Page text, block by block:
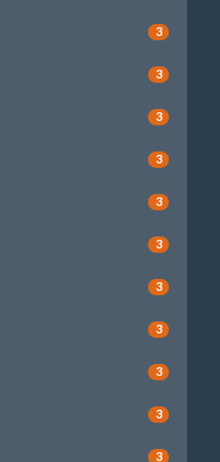
3
3
3
3
3
3
3
3
3
3
3